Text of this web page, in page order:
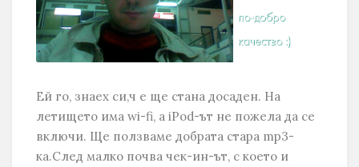
Ей го, знаех си,ч е ще стана досаден. На
летището има wi-fi, а iPod-ът не пожела да се
включи. Ще ползваме добрата стара mp3-
ка.След малко почва чек-ин-ът, с което и